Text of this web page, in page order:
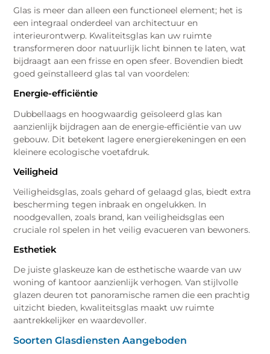
Glas is meer dan alleen een functioneel element; het is
een integraal onderdeel van architectuur en
interieurontwerp. Kwaliteitsglas kan uw ruimte
transformeren door natuurlijk licht binnen te laten, wat
bijdraagt aan een frisse en open sfeer. Bovendien biedt
goed geïnstalleerd glas tal van voordelen:
Energie-efficiëntie
Dubbellaags en hoogwaardig geïsoleerd glas kan
aanzienlijk bijdragen aan de energie-efficiëntie van uw
gebouw. Dit betekent lagere energierekeningen en een
kleinere ecologische voetafdruk.
Veiligheid
Veiligheidsglas, zoals gehard of gelaagd glas, biedt extra
bescherming tegen inbraak en ongelukken. In
noodgevallen, zoals brand, kan veiligheidsglas een
cruciale rol spelen in het veilig evacueren van bewoners.
Esthetiek
De juiste glaskeuze kan de esthetische waarde van uw
woning of kantoor aanzienlijk verhogen. Van stijlvolle
glazen deuren tot panoramische ramen die een prachtig
uitzicht bieden, kwaliteitsglas maakt uw ruimte
aantrekkelijker en waardevoller.
Soorten Glasdiensten Aangeboden